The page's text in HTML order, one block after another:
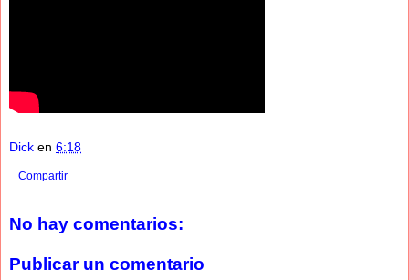
Dick en 6:18
Compartir
No hay comentarios:
Publicar un comentario